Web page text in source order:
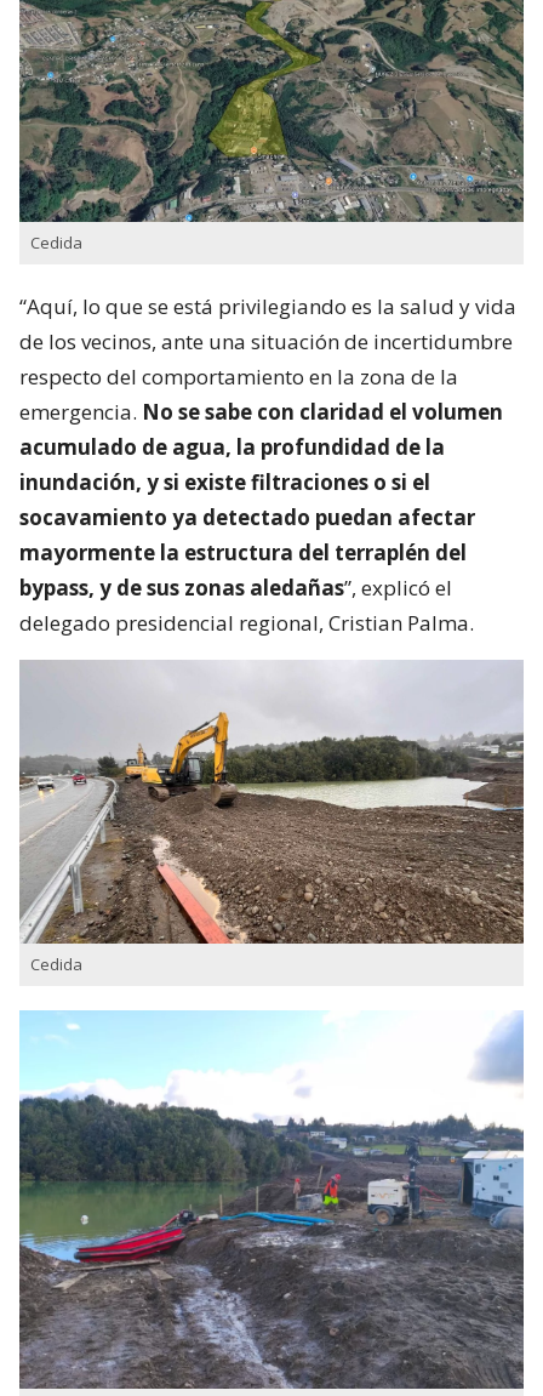
Cedida
“Aquí, lo que se está privilegiando es la salud y vida
de los vecinos, ante una situación de incertidumbre
respecto del comportamiento en la zona de la
emergencia. No se sabe con claridad el volumen
acumulado de agua, la profundidad de la
inundación, y si existe filtraciones o si el
socavamiento ya detectado puedan afectar
mayormente la estructura del terraplén del
bypass, y de sus zonas aledañas”, explicó el
delegado presidencial regional, Cristian Palma.
Cedida